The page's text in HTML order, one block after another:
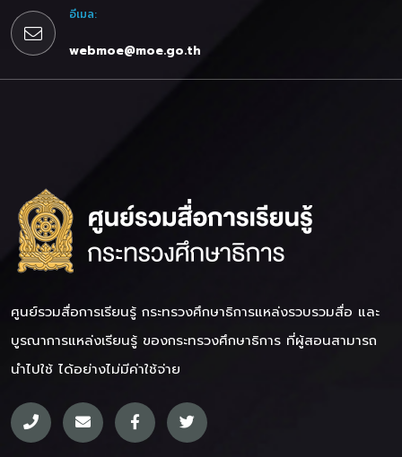
อีเมล:
webmoe@moe.go.th
ศูนย์รวมสื่อการเรียนรู้ กระทรวงศึกษาธิการแหล่งรวบรวมสื่อ และ
บูรณาการแหล่งเรียนรู้ ของกระทรวงศึกษาธิการ ที่ผู้สอนสามารถ
นำไปใช้ ได้อย่างไม่มีค่าใช้จ่าย